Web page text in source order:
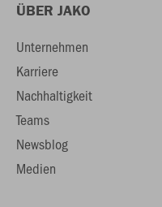
ÜBER JAKO
Unternehmen
Karriere
Nachhaltigkeit
Teams
Newsblog
Medien